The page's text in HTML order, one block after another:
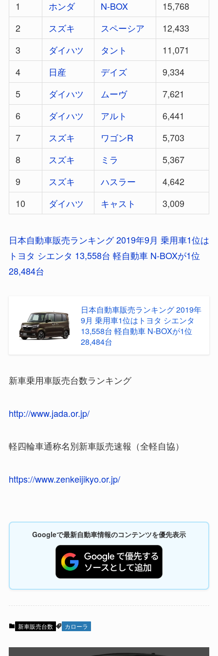
1 ホンダ N-BOX
15,768
2
スズキ スペーシア
12,433
3
ダイハツ タント
11,071
4
日産 デイズ
9,334
5
ダイハツ ムーヴ
7,621
6
ダイハツ アルト
6,441
7
スズキ ワゴンR
5,703
8
スズキ ミラ
5,367
9
スズキ ハスラー
4,642
10
ダイハツ キャスト 3,009
日本自動車販売ランキング 2019年9月 乗用車1位は
トヨタ シエンタ 13,558台 軽自動車 N-BOXが1位
28,484台
日本自動車販売ランキング 2019年
9月 乗用車1位はトヨタ シエンタ
13,558台 軽自動車 N-BOXが1位
28,484台
新車乗用車販売台数ランキング
http://www.jada.or.jp/
軽四輪車通称名別新車販売速報（全軽自協）
https://www.zenkeijikyo.or.jp/
Googleで最新自動車情報のコンテンツを優先表示
新車販売台数 カローラ